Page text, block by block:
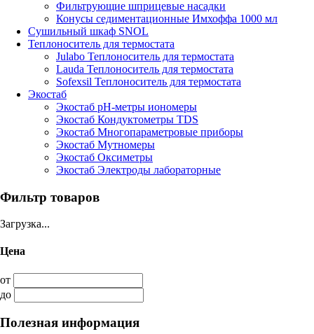
Фильтрующие шприцевые насадки
Конусы седиментационные Имхоффа 1000 мл
Сушильный шкаф SNOL
Теплоноситель для термостата
Julabo Теплоноситель для термостата
Lauda Теплоноситель для термостата
Sofexsil Теплоноситель для термостата
Экостаб
Экостаб pH-метры иономеры
Экостаб Кондуктометры TDS
Экостаб Многопараметровые приборы
Экостаб Мутномеры
Экостаб Оксиметры
Экостаб Электроды лабораторные
Фильтр товаров
Загрузка...
Цена
от
до
Полезная информация